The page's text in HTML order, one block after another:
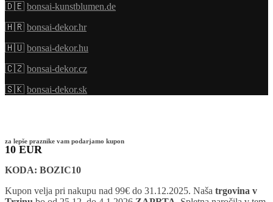
🇩🇪 bonsai-kunstblumen.de
🇭🇷 bonsai-dekor.hr
🇭🇺 bonsai-dekor.hu
🇨🇿 bonsai-dekor.cz
🇸🇰 bonsai-dekor.sk
za lepše praznike vam podarjamo kupon
10 EUR
KODA: BOZIC10
Kupon velja pri nakupu nad 99€ do 31.12.2025. Naša trgovina v